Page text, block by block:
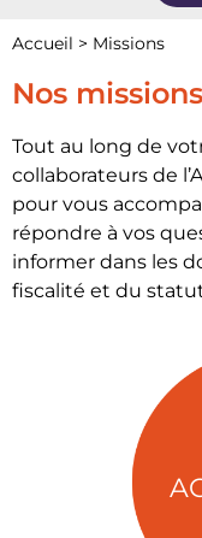
Accueil > Missions
Nos missions
Tout au long de
collaborateurs de
pour vous
répondre à vos
informer dans les
fiscalité et du